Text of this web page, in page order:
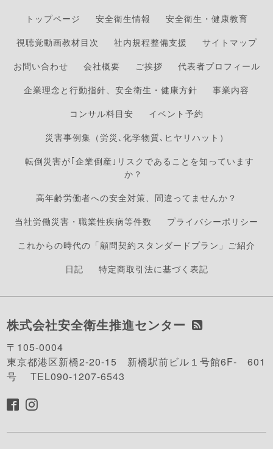
トップページ 安全衛生情報
安全衛生・健康教育
視聴覚動画教材目次
社内規程整備支援
サイトマップ
お問い合わせ
会社概要 ご挨拶
代表者プロフィール
企業理念と行動指針、安全衛生・健康方針
事業内容
コンサル料目安
イベント予約
災害事例集（労災､化学物質､ヒヤリハット）
転倒災害が｢企業倒産｣リスクであることを知っています
か？
高年齢労働者への安全対策、間違ってませんか？
当社労働災害・職業性疾病等件数
プライバシーポリシー
これからの時代の「顧問契約スタンダードプラン」ご紹介
日記
特定商取引法に基づく表記
株式会社安全衛生推進センター
〒105-0004
東京都港区新橋2-20-15 新橋駅前ビル１号館6F- 601
号 TEL090-1207-6543